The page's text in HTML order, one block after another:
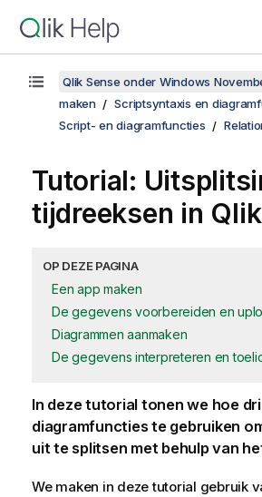
Qlik Sense onder Windows
maken
Scriptsyntaxis en
Script- en diagramfuncties
Tutorial:
tijdreeksen in
OP DEZE PAGINA
Een app maken
De gegevens voorbereiden en
Diagrammen aanmaken
De gegevens interpreteren en
In deze tutorial tonen we hoe
diagramfuncties te gebruiken
uit te splitsen met behulp van
We maken in deze tutorial gebruik